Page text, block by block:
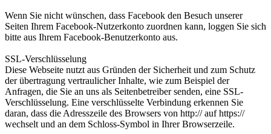
Wenn Sie nicht wünschen, dass Facebook den Besuch unserer
Seiten Ihrem Facebook-Nutzerkonto zuordnen kann, loggen Sie sich
bitte aus Ihrem Facebook-Benutzerkonto aus.
SSL-Verschlüsselung
Diese Webseite nutzt aus Gründen der Sicherheit und zum Schutz
der übertragung vertraulicher Inhalte, wie zum Beispiel der
Anfragen, die Sie an uns als Seitenbetreiber senden, eine SSL-
Verschlüsselung. Eine verschlüsselte Verbindung erkennen Sie
daran, dass die Adresszeile des Browsers von http:// auf https://
wechselt und an dem Schloss-Symbol in Ihrer Browserzeile.